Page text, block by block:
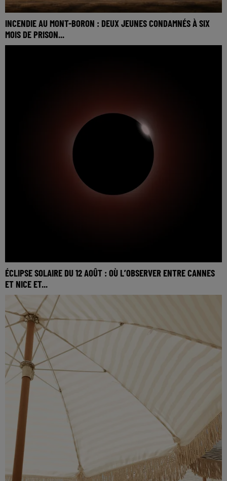
INCENDIE AU MONT-BORON : DEUX JEUNES CONDAMNÉS À SIX
MOIS DE PRISON...
ÉCLIPSE SOLAIRE DU 12 AOÛT : OÙ L’OBSERVER ENTRE CANNES
ET NICE ET...